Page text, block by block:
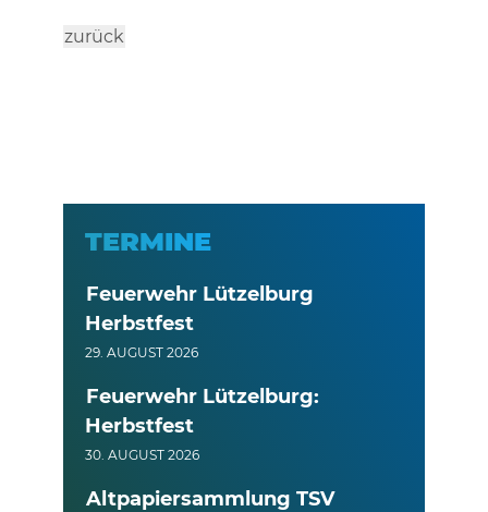
zurück
TERMINE
Feuerwehr Lützelburg
Herbstfest
29. AUGUST 2026
Feuerwehr Lützelburg:
Herbstfest
30. AUGUST 2026
Altpapiersammlung TSV